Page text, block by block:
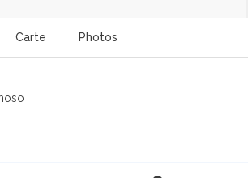
Carte Photos